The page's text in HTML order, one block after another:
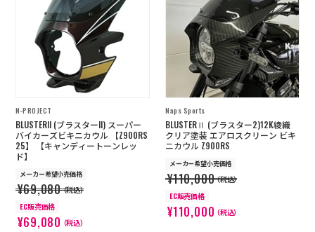
店舗を探す
コーポレートサイト
採用情報
特定商取引法に基づく表記
古物営業法に基づく表示/保険勧誘
方針
利用規約
商品レビュー利用規約
プライバシーポリシー
返金ポリシー
カスタマーハラスメントに対する方
針
N-PROJECT
BLUSTERII (ブラスターII) スーパー
バイカーズビキニカウル 【Z900RS
25】 【キャンディートーンレッ
ド】
メーカー希望小売価格
¥69,080（税込）
EC販売価格
¥69,080（税込）
Naps Sports
BLUSTERⅡ (ブラスター2)12K綾織
クリア塗装 エアロスクリーン ビキ
ニカウル Z900RS
メーカー希望小売価格
¥110,000（税込）
EC販売価格
¥110,000（税込）